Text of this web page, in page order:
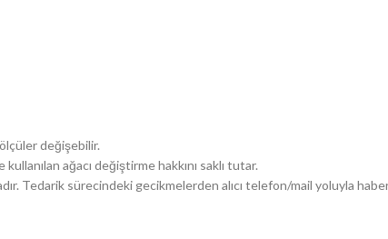
değişebilir.
ağacı değiştirme hakkını saklı tutar.
Tedarik sürecindeki gecikmelerden alıcı telefon/mail yoluyla